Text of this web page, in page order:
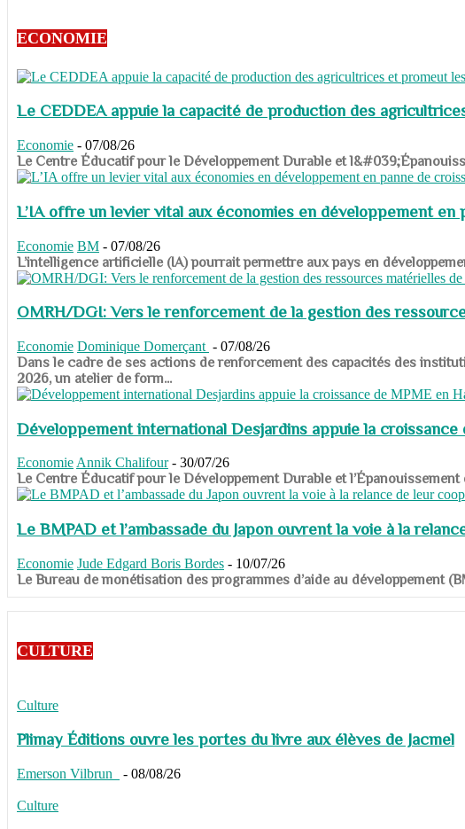
ECONOMIE
Le CEDDEA appuie la capacité de production des
Economie - 07/08/26
​​​​​​​Le Centre Éducatif pour le Développement Durable et
L’IA offre un levier vital aux économies en développement en
Economie BM - 07/08/26
​​​​​​​L’intelligence artificielle (IA) pourrait permettre aux pays en
OMRH/DGI: Vers le renforcement de la gestion des
Economie Dominique Domerçant - 07/08/26
Dans le cadre de ses actions de renforcement des capacités des
2026, un atelier de form...
Développement international Desjardins appuie la croissance
Economie Annik Chalifour - 30/07/26
​​​​​​​Le Centre Éducatif pour le Développement Durable et
Le BMPAD et l’ambassade du Japon ouvrent la voie à la
Economie Jude Edgard Boris Bordes - 10/07/26
​​​​​​​Le Bureau de monétisation des programmes d’aide au développement
CULTURE
Culture
Plimay Éditions ouvre les portes du livre aux élèves de Jacmel
Emerson Vilbrun - 08/08/26
Culture